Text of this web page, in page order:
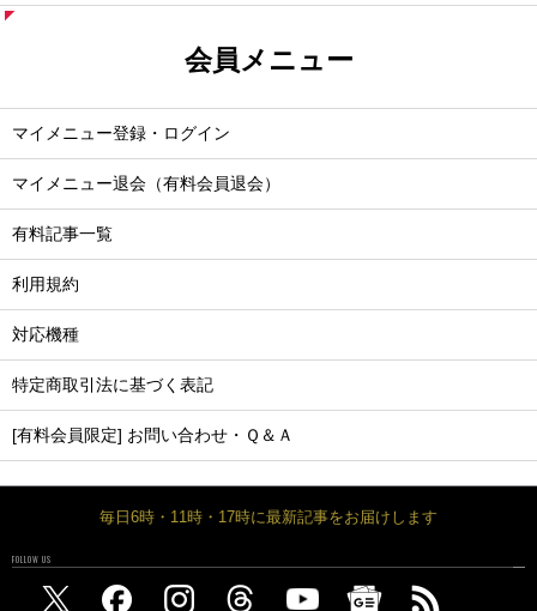
会員メニュー
マイメニュー登録・ログイン
マイメニュー退会（有料会員退会）
有料記事一覧
利用規約
対応機種
特定商取引法に基づく表記
[有料会員限定] お問い合わせ・Ｑ＆Ａ
毎日6時・11時・17時に最新記事をお届けします
FOLLOW US